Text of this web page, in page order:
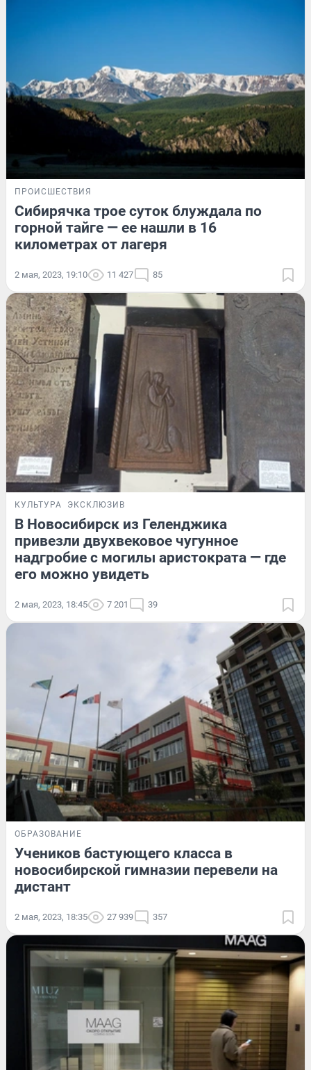
ПРОИСШЕСТВИЯ
Сибирячка трое суток блуждала по
горной тайге — ее нашли в 16
километрах от лагеря
2 мая, 2023, 19:10 11 427 85
КУЛЬТУРА ЭКСКЛЮЗИВ
В Новосибирск из Геленджика
привезли двухвековое чугунное
надгробие с могилы аристократа — где
его можно увидеть
2 мая, 2023, 18:45 7 201 39
ОБРАЗОВАНИЕ
Учеников бастующего класса в
новосибирской гимназии перевели на
дистант
2 мая, 2023, 18:35 27 939 357